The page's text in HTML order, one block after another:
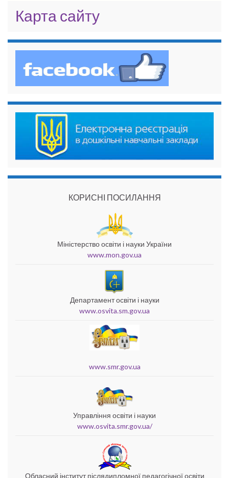
Карта сайту
КОРИСНІ ПОСИЛАННЯ
Міністерство освіти і науки України
www.mon.gov.ua
Департамент освіти і науки
www.osvita.sm.gov.ua
www.smr.gov.ua
Управління освіти і науки
www.osvita.smr.gov.ua/
Обласний інститут післядипломної педагогічної освіти